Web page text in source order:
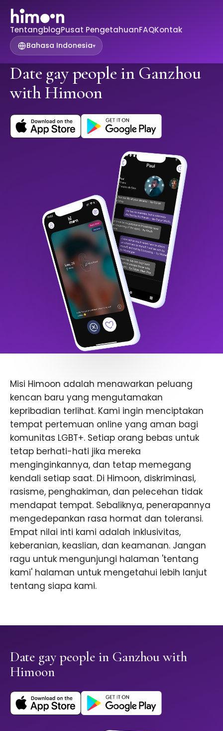
TentangblogPusat PengetahuanFAQKontak
Bahasa Indonesia▾
Date gay people in Ganzhou
with Himoon
Misi Himoon adalah menawarkan peluang
kencan baru yang mengutamakan
kepribadian terlihat. Kami ingin menciptakan
tempat pertemuan online yang aman bagi
komunitas LGBT+. Setiap orang bebas untuk
tetap berhati-hati jika mereka
menginginkannya, dan tetap memegang
kendali setiap saat. Di Himoon, diskriminasi,
rasisme, penghakiman, dan pelecehan tidak
mendapat tempat. Sebaliknya, penerapannya
mengedepankan rasa hormat dan toleransi.
Empat nilai inti kami adalah inklusivitas,
keberanian, keaslian, dan keamanan. Jangan
ragu untuk mengunjungi halaman 'tentang
kami' halaman untuk mengetahui lebih lanjut
tentang siapa kami.
Date gay people in Ganzhou with
Himoon